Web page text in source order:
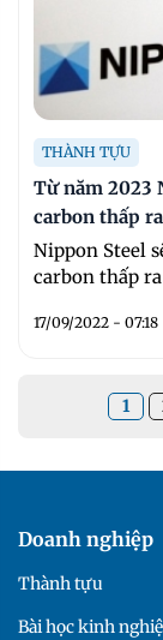
THÀNH TỰU
Từ năm 2023
carbon thấp
Nippon Steel
carbon thấp
17/09/2022 - 07:18
1
Doanh nghiệp
Thành tựu
Bài học kinh